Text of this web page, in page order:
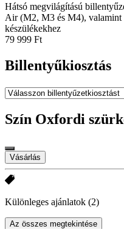
Hátsó megvilágítású
Air (M2, M3 és M4), valamint
készülékekhez
79 999 Ft
Billentyűkiosztás
Szín Oxfordi
Vásárlás
Különleges ajánlatok (2)
Az összes megtekintése